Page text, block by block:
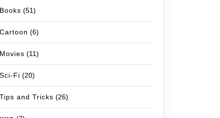
Books (51)
Cartoon (6)
Movies (11)
Sci-Fi (20)
Tips and Tricks (26)